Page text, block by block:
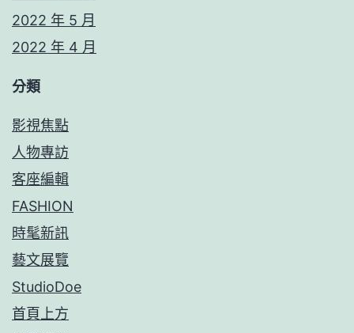
2022 年 5 月
2022 年 4 月
分類
影視焦點
人物專訪
客座編輯
FASHION
時髦新訊
藝文展覽
StudioDoe
首頁上方